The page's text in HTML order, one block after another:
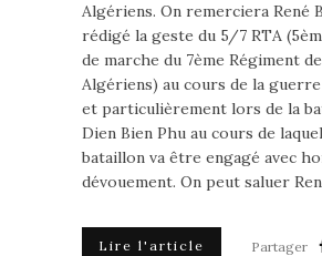
Algériens. On remerciera René
rédigé la geste du 5/7 RTA
de marche du 7ème Régiment
Algériens) au cours de la guerre
et particulièrement lors de la
Dien Bien Phu au cours de
bataillon va être engagé avec
dévouement. On peut saluer
Lire l'article Partager